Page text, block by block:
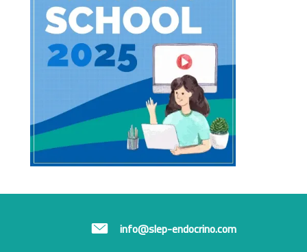
info@slep-endocrino.com